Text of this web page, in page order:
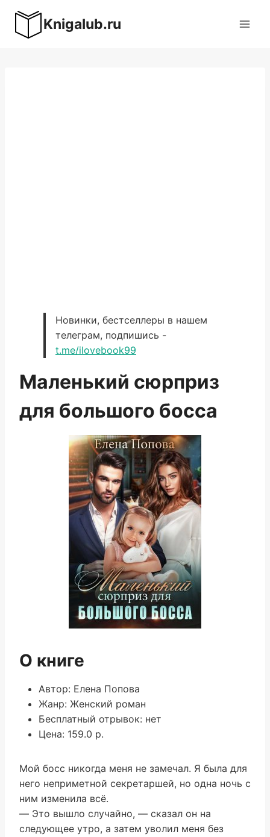
содержимому
Knigalub.ru
Новинки, бестселлеры в нашем
телеграм, подпишись -
t.me/ilovebook99
Маленький сюрприз
для большого босса
О книге
Автор: Елена Попова
Жанр: Женский роман
Бесплатный отрывок: нет
Цена: 159.0 р.
Мой босс никогда меня не замечал. Я была для
него неприметной секретаршей, но одна ночь с
ним изменила всё.
― Это вышло случайно, ― сказал он на
следующее утро, а затем уволил меня без